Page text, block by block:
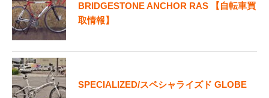
BRIDGESTONE ANCHOR RAS 【自転車買
取情報】
SPECIALIZED/スペシャライズド GLOBE